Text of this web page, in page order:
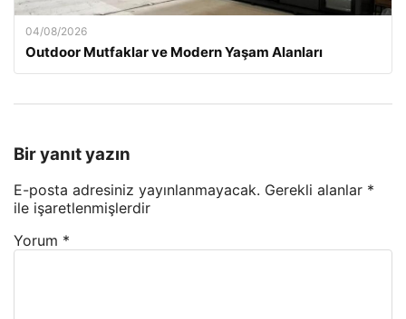
04/08/2026
Outdoor Mutfaklar ve Modern Yaşam Alanları
Bir yanıt yazın
E-posta adresiniz yayınlanmayacak. Gerekli alanlar *
ile işaretlenmişlerdir
Yorum *